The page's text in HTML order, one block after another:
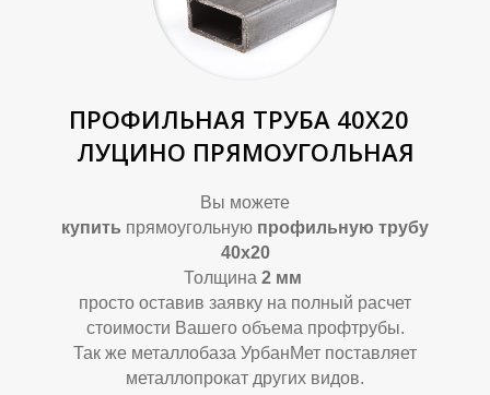
К
ПРОФИЛЬНАЯ ТРУБА 40Х20
ЛУЦИНО ПРЯМОУГОЛЬНАЯ
Вы можете
купить прямоугольную профильную трубу
40х20
Толщина 2 мм
просто оставив заявку на полный расчет
стоимости Вашего объема профтрубы.
Так же металлобаза УрбанМет поставляет
металлопрокат других видов.
К